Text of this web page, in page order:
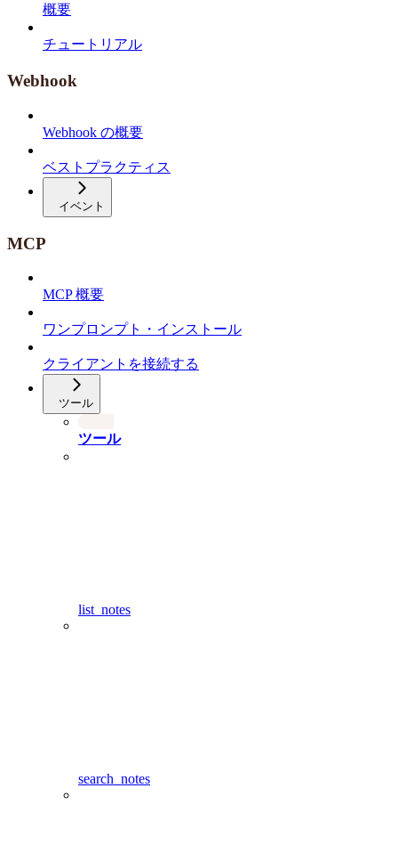
概要
チュートリアル
Webhook
Webhook の概要
ベストプラクティス
イベント
MCP
MCP 概要
ワンプロンプト・インストール
クライアントを接続する
ツール
ツール
list_notes
search_notes